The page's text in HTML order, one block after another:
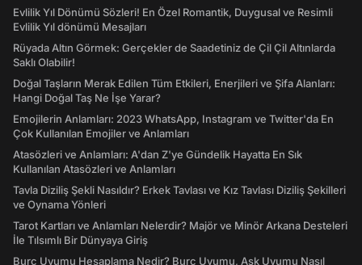
Evlilik Yıl Dönümü Sözleri! En Özel Romantik, Duygusal ve Resimli
Evlilik Yıl dönümü Mesajları
Rüyada Altın Görmek: Gerçekler de Saadetiniz de Çil Çil Altınlarda
Saklı Olabilir!
Doğal Taşların Merak Edilen Tüm Etkileri, Enerjileri ve Şifa Alanları:
Hangi Doğal Taş Ne İşe Yarar?
Emojilerin Anlamları: 2023 WhatsApp, Instagram ve Twitter'da En
Çok Kullanılan Emojiler ve Anlamları
Atasözleri ve Anlamları: A'dan Z'ye Gündelik Hayatta En Sık
Kullanılan Atasözleri ve Anlamları
Tavla Diziliş Şekli Nasıldır? Erkek Tavlası ve Kız Tavlası Diziliş Şekilleri
ve Oynama Yönleri
Tarot Kartları ve Anlamları Nelerdir? Majör ve Minör Arkana Desteleri
İle Tılsımlı Bir Dünyaya Giriş
Burç Uyumu Hesaplama Nedir? Burç Uyumu, Aşk Uyumu Nasıl